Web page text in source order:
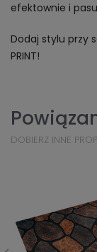
efektownie i
Dodaj stylu przy
PRINT!
DOBIERZ INNE